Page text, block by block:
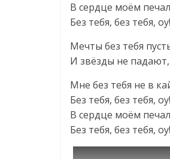
В сердце моём
Без тебя, без тебя, оу!
Мечты без тебя
И звёзды не
Мне без тебя не в
Без тебя, без тебя, оу!
В сердце моём
Без тебя, без тебя, оу!